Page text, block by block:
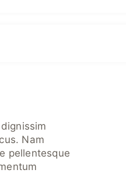
Nam
pellentesque